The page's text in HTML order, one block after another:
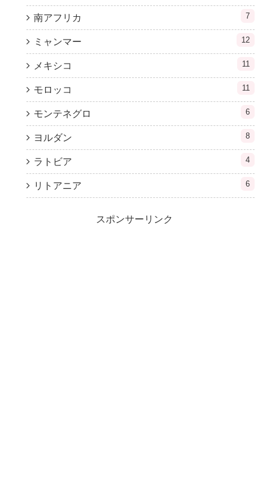
南アフリカ 7
ミャンマー 12
メキシコ 11
モロッコ 11
モンテネグロ 6
ヨルダン 8
ラトビア 4
リトアニア 6
スポンサーリンク